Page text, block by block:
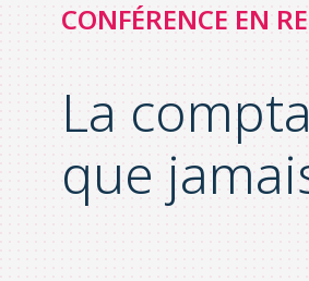
CONFÉRENCE EN
La
que